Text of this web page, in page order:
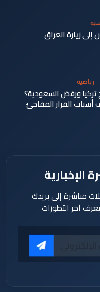
زيارة العراق
رياضية
تركيا ورفض السعودية؟
القرار المفاجئ
الإخبارية
مباشرة إلى بريدك
آخر التطورات